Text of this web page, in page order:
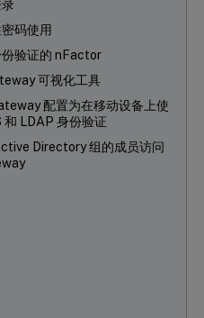
码使用
份验证的 nFactor
可视化工具
配置为在移动设备上使
和 LDAP 身份验证
Directory 组的成员访问